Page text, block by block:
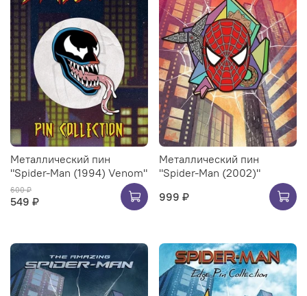
Металлический пин
"Spider-Man (1994) Venom"
600 ₽
549 ₽
Металлический пин
"Spider-Man (2002)"
999 ₽